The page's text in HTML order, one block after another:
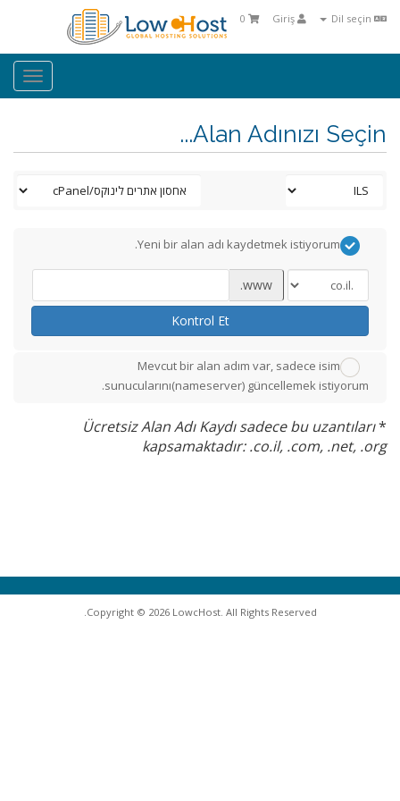
0
Alan Adınızı Seçin...
Yeni bir alan adı kaydetmek istiyorum.
www.
Kontrol Et
Mevcut bir alan adım var, sadece isim
sunucularını(nameserver) güncellemek istiyorum.
*
Ücretsiz Alan Adı Kaydı sadece bu uzantıları
kapsamaktadır: .co.il, .com, .net, .org
Copyright © 2026 LowcHost. All Rights Reserved.